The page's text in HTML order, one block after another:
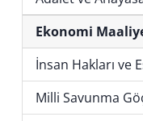
Ekonomi
İnsan Hakları ve
Milli Savunma